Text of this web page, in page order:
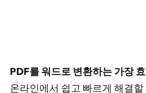
PDF를 워드로 변환하는 가장
온라인에서 쉽고 빠르게 해결할